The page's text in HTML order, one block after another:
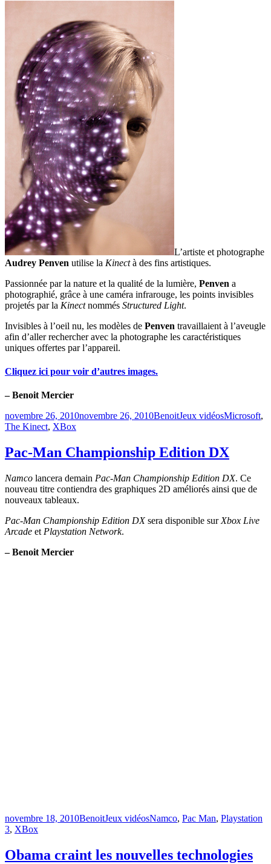
L’artiste et photographe
Audrey Penven utilise la Kinectà des fins artistiques.
Passionnée par la nature et la qualité de la lumière, Penven a
photographié, grâce à une caméra infrarouge, les points invisibles
projetés par la Kinectnommés Structured Light.
Invisibles à l’oeil nu, les modèles de Penven travaillaient à l’aveugle
afin d’aller rechercher avec la photographe les caractéristiques
uniques offertes par l’appareil.
Cliquez ici pour voir d’autres images.
– Benoit Mercier
Publié
le
novembre 26, 2010novembre 26, 2010BenoitCatégories
Jeux vidéosÉtiquettes
Microsoft,
The Kinect, XBox
Pac-Man Championship Edition DX
Namco lancera demain Pac-Man Championship Edition DX. Ce
nouveau titre contiendra des graphiques 2D améliorés ainsi que de
nouveaux tableaux.
Pac-Man Championship Edition DXsera disponible sur Xbox Live
Arcade et Playstation Network.
– Benoit Mercier
Publié
le
novembre 18, 2010BenoitCatégories
Jeux vidéosÉtiquettes
Namco, Pac Man, Playstation
3, XBox
Obama craint les nouvelles technologies